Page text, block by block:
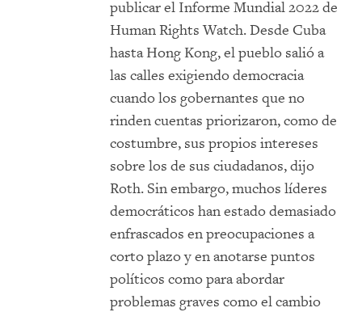
publicar el Informe Mundial 2022 de
Human Rights Watch. Desde Cuba
hasta Hong Kong, el pueblo salió a
las calles exigiendo democracia
cuando los gobernantes que no
rinden cuentas priorizaron, como de
costumbre, sus propios intereses
sobre los de sus ciudadanos, dijo
Roth. Sin embargo, muchos líderes
democráticos han estado demasiado
enfrascados en preocupaciones a
corto plazo y en anotarse puntos
políticos como para abordar
problemas graves como el cambio